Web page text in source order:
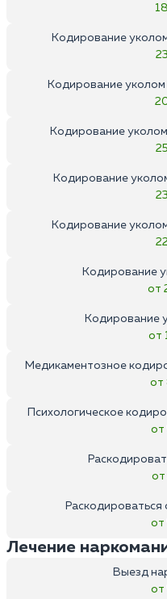
Кодирование
Кодирование уколом
Кодирование
Кодирование
Кодирование
Кодирование
от
Кодирование
от
Медикаментозное
от
Психологическое
от
Раскодироваться
от
Лечение
Выезд
от